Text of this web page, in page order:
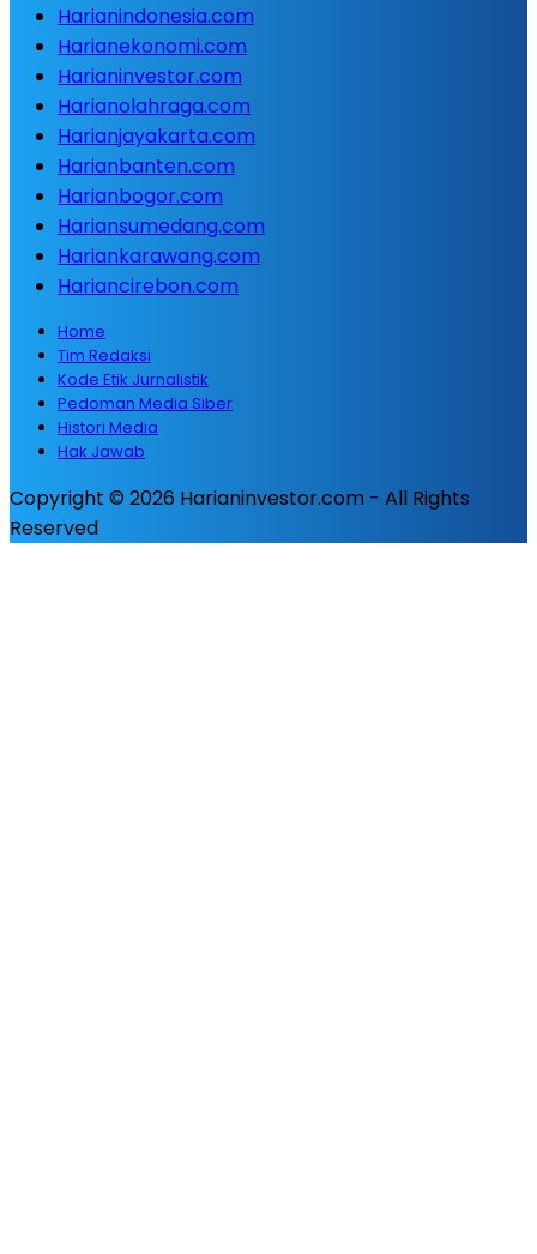
Harianindonesia.com
Harianekonomi.com
Harianinvestor.com
Harianolahraga.com
Harianjayakarta.com
Harianbanten.com
Harianbogor.com
Hariansumedang.com
Hariankarawang.com
Hariancirebon.com
Home
Tim Redaksi
Kode Etik Jurnalistik
Pedoman Media Siber
Histori Media
Hak Jawab
Copyright © 2026 Harianinvestor.com - All Rights
Reserved